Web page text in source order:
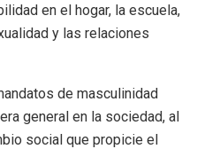
en el hogar, la escuela,
y las relaciones
de masculinidad
general en la sociedad, al
social que propicie el